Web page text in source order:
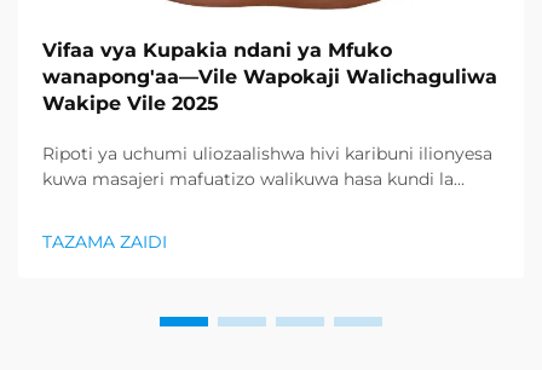
Vifaa vya Kupakia ndani ya Mfuko
wanapong'aa—Vile Wapokaji Walichaguliwa
Wakipe Vile 2025
Ripoti ya uchumi uliozaalishwa hivi karibuni ilionyesa
kuwa masajeri mafuatizo walikuwa hasa kundi la
kurejesha. Wakuzaji wamekuwa wamefahamu ...
TAZAMA ZAIDI